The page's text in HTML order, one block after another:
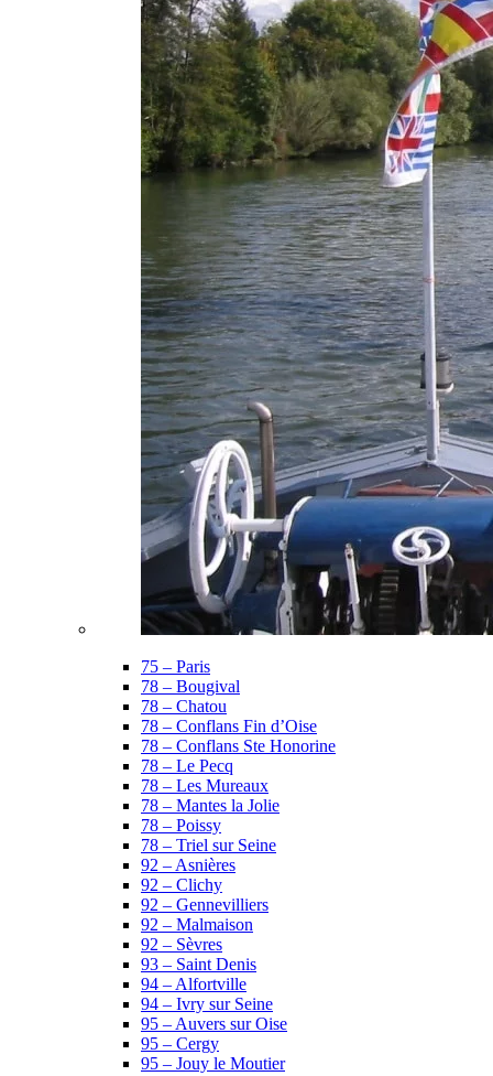
75 – Paris
78 – Bougival
78 – Chatou
78 – Conflans Fin d’Oise
78 – Conflans Ste Honorine
78 – Le Pecq
78 – Les Mureaux
78 – Mantes la Jolie
78 – Poissy
78 – Triel sur Seine
92 – Asnières
92 – Clichy
92 – Gennevilliers
92 – Malmaison
92 – Sèvres
93 – Saint Denis
94 – Alfortville
94 – Ivry sur Seine
95 – Auvers sur Oise
95 – Cergy
95 – Jouy le Moutier